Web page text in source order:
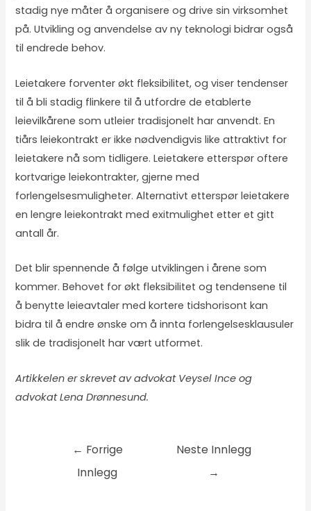
stadig nye måter å organisere og drive sin virksomhet
på. Utvikling og anvendelse av ny teknologi bidrar også
til endrede behov.
Leietakere forventer økt fleksibilitet, og viser tendenser
til å bli stadig flinkere til å utfordre de etablerte
leievilkårene som utleier tradisjonelt har anvendt. En
tiårs leiekontrakt er ikke nødvendigvis like attraktivt for
leietakere nå som tidligere. Leietakere etterspør oftere
kortvarige leiekontrakter, gjerne med
forlengelsesmuligheter. Alternativt etterspør leietakere
en lengre leiekontrakt med exitmulighet etter et gitt
antall år.
Det blir spennende å følge utviklingen i årene som
kommer. Behovet for økt fleksibilitet og tendensene til
å benytte leieavtaler med kortere tidshorisont kan
bidra til å endre ønske om å innta forlengelsesklausuler
slik de tradisjonelt har vært utformet.
Artikkelen er skrevet av advokat Veysel Ince og
advokat Lena Drønnesund.
← Forrige
Innlegg
Neste Innlegg
→